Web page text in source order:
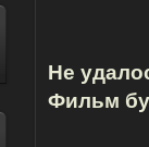
Не
Фильм